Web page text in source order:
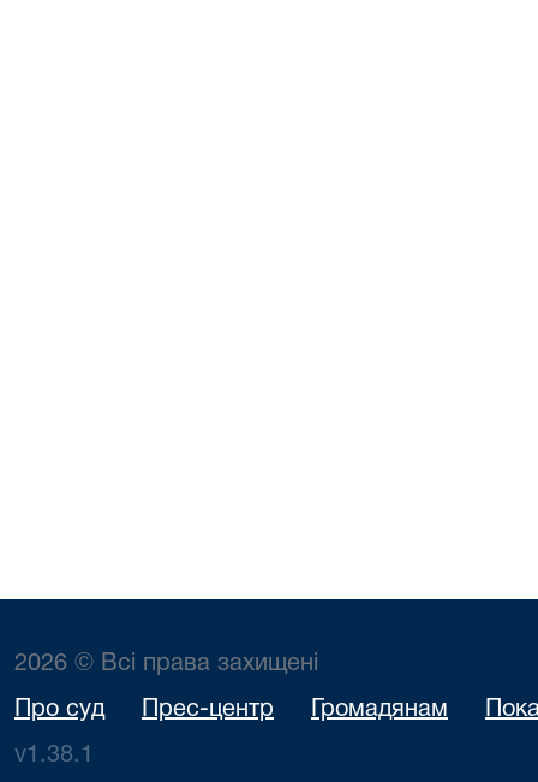
2026 © Всі права захищені
Про суд Прес-центр Громадянам
v1.38.1